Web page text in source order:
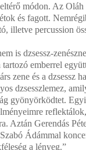
módon. Az
és fagott.
illetve percussion
is dzsessz-
emberrel
zene és a dzsessz
dzsesszlemez,
gyönyörködtet.
Aztán Gerendás
Ádámmal
a lényeg.”